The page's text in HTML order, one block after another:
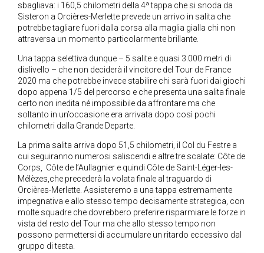
sbagliava: i 160,5 chilometri della 4ª tappa che si snoda da
Sisteron a Orcières-Merlette prevede un arrivo in salita che
potrebbe tagliare fuori dalla corsa alla maglia gialla chi non
attraversa un momento particolarmente brillante.
Una tappa selettiva dunque – 5 salite e quasi 3.000 metri di
dislivello – che non deciderà il vincitore del Tour de France
2020 ma che potrebbe invece stabilire chi sarà fuori dai giochi
dopo appena 1/5 del percorso e che presenta una salita finale
certo non inedita né impossibile da affrontare ma che
soltanto in un’occasione era arrivata dopo così pochi
chilometri dalla Grande Departe.
La prima salita arriva dopo 51,5 chilometri, il Col du Festre a
cui seguiranno numerosi saliscendi e altre tre scalate: Côte de
Corps, Côte de l’Aullagnier e quindi Côte de Saint-Léger-les-
Mélèzes,che precederà la volata finale al traguardo di
Orcières-Merlette. Assisteremo a una tappa estremamente
impegnativa e allo stesso tempo decisamente strategica, con
molte squadre che dovrebbero preferire risparmiare le forze in
vista del resto del Tour ma che allo stesso tempo non
possono permettersi di accumulare un ritardo eccessivo dal
gruppo di testa.